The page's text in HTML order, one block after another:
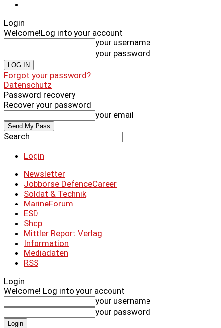
Login
Welcome!Log into your account
your username
your password
Forgot your password?
Datenschutz
Password recovery
Recover your password
your email
Search
Login
Newsletter
Jobbörse DefenceCareer
Soldat & Technik
MarineForum
ESD
Shop
Mittler Report Verlag
Information
Mediadaten
RSS
Login
Welcome! Log into your account
your username
your password